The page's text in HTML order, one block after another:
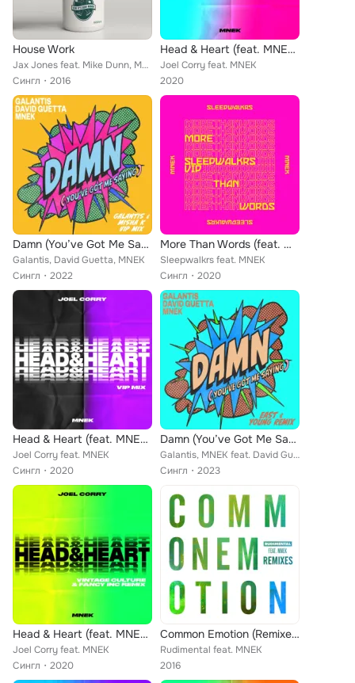
House Work
Jax Jones feat. Mike Dunn, MNEK
Сингл
2016
Head & Heart (feat. MNEK) [The Remixes Extended Pt. 2]
Joel Corry feat. MNEK
2020
Damn (You’ve Got Me Saying) (Galantis & Misha K VIP Mix)
Galantis, David Guetta, MNEK
Сингл
2022
More Than Words (feat. MNEK) (Sleepwalkrs VIP)
Sleepwalkrs feat. MNEK
Сингл
2020
Head & Heart (feat. MNEK) (VIP Mix Extended)
Joel Corry feat. MNEK
Сингл
2020
Damn (You’ve Got Me Saying) (East & Young Remix)
Galantis, MNEK feat. David Guetta
Сингл
2023
Head & Heart (feat. MNEK) (Vintage Culture & Fancy Inc Remix Extended)
Joel Corry feat. MNEK
Сингл
2020
Common Emotion (Remixes)
Rudimental feat. MNEK
2016